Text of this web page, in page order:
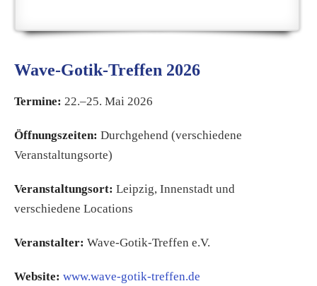
Wave-Gotik-Treffen 2026
Termine: 22.–25. Mai 2026
Öffnungszeiten: Durchgehend (verschiedene
Veranstaltungsorte)
Veranstaltungsort: Leipzig, Innenstadt und
verschiedene Locations
Veranstalter: Wave-Gotik-Treffen e.V.
Website: www.wave-gotik-treffen.de